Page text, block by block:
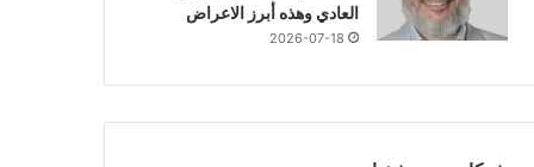
2026-08-05
العادي وهذه أبرز الاعراض
2026-07-18